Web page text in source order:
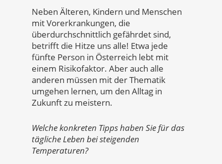
Neben Älteren, Kindern und Menschen
mit Vorerkrankungen, die
überdurchschnittlich gefährdet sind,
betrifft die Hitze uns alle! Etwa jede
fünfte Person in Österreich lebt mit
einem Risikofaktor. Aber auch alle
anderen müssen mit der Thematik
umgehen lernen, um den Alltag in
Zukunft zu meistern.
Welche konkreten Tipps haben Sie für das
tägliche Leben bei steigenden
Temperaturen?